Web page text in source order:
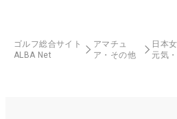
ゴルフ総合サイト
ALBA Net
アマチュ
ア・その他
日本
元気